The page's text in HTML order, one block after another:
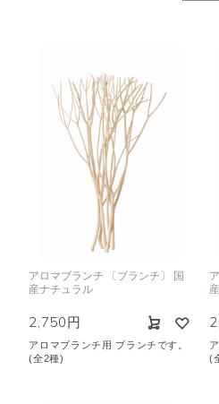
アロマブランチ 〔ブランチ〕 国
産ナチュラル
2,750円
アロマブランチ用 ブランチです。
(全2種)
(